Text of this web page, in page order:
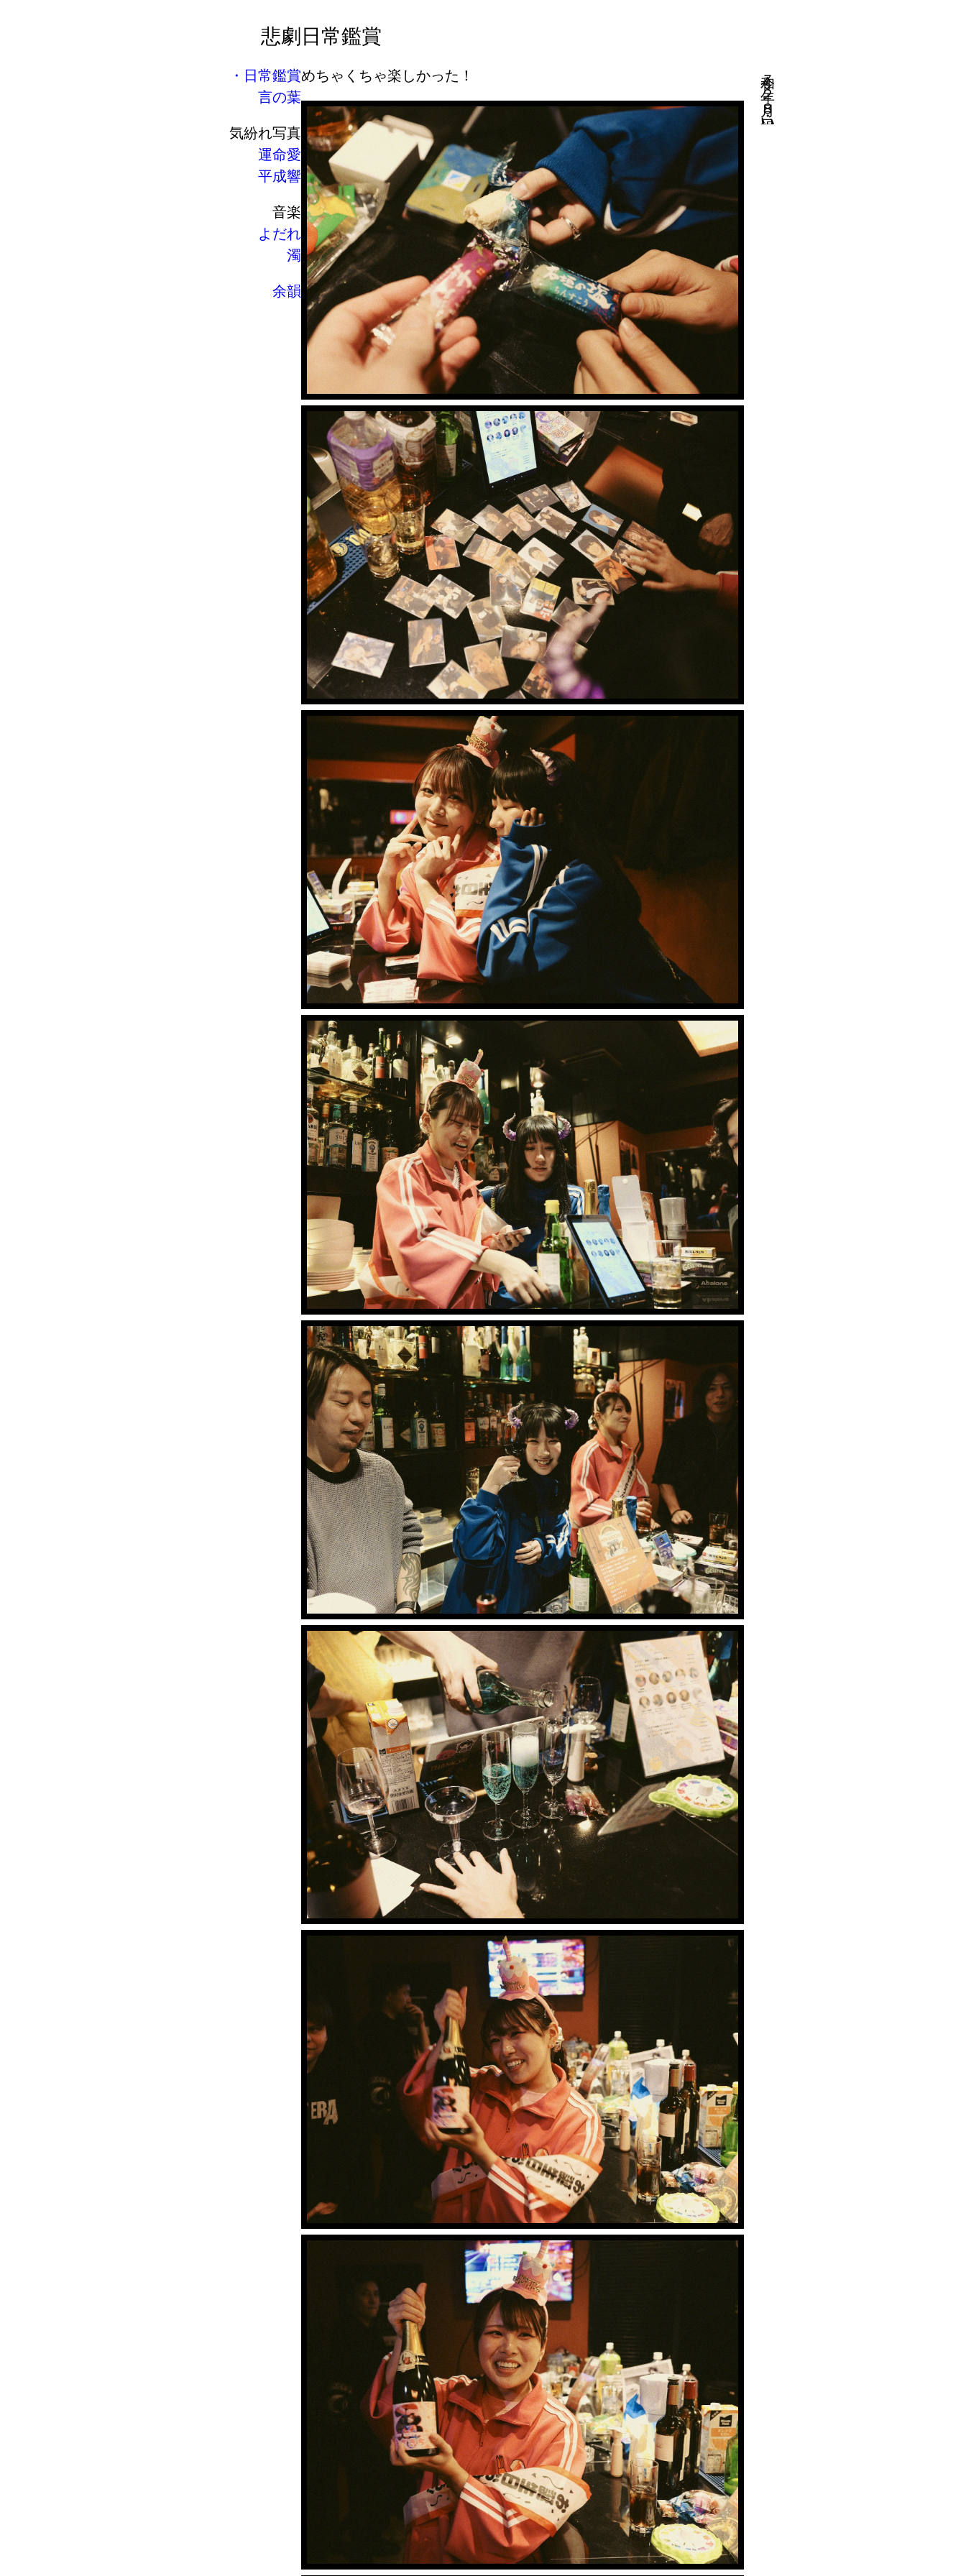
悲劇
日常鑑賞
言の葉
気紛れ写真
運命愛
平成響
音楽
よだれ
濁
余韻
日常鑑賞
令和７年２月８日・祝い
めちゃくちゃ楽しかった！